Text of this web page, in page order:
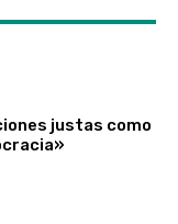
justas como